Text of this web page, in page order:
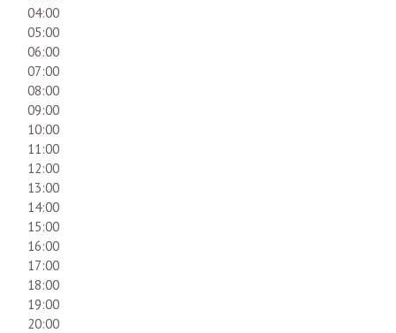
04:00
05:00
06:00
07:00
08:00
09:00
10:00
11:00
12:00
13:00
14:00
15:00
16:00
17:00
18:00
19:00
20:00